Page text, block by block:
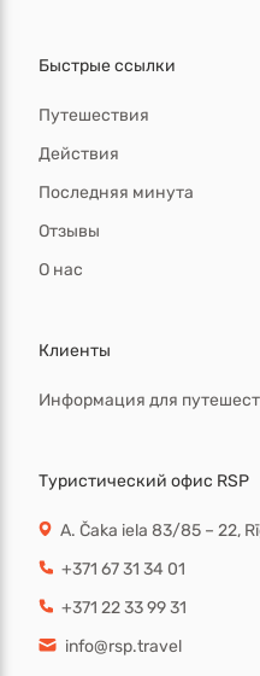
Быстрые ссылки
Путешествия
Действия
Последняя минута
Отзывы
О нас
Клиенты
Информация для
Туристический офис RSP
A. Čaka iela 83/85 – 22,
+371 67 31 34 01
+371 22 33 99 31
info@rsp.travel